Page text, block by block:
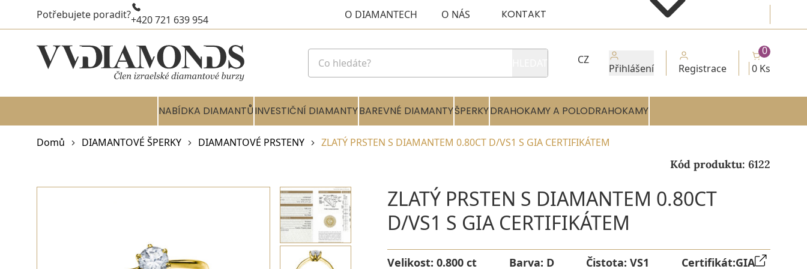
Potřebujete poradit?+420 721 639 954 O DIAMANTECH O NÁS KONTAKT
CZ
Přihlášení Registrace 0 Ks
0
NABÍDKA DIAMANTŮINVESTIČNÍ DIAMANTYBAREVNÉ DIAMANTYŠPERKYDRAHOKAMY A POLODRAHOKAMY
Domů DIAMANTOVÉ ŠPERKY DIAMANTOVÉ PRSTENY ZLATÝ PRSTEN S DIAMANTEM 0.80CT D/VS1 S GIA CERTIFIKÁTEM
Kód produktu: 6122
ZLATÝ PRSTEN S DIAMANTEM 0.80CT
D/VS1 S GIA CERTIFIKÁTEM
Velikost: 0.800 ct Barva: D Čistota:VS1 Certifikát:GIA